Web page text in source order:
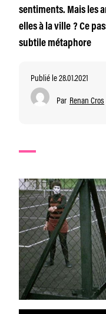
sentiments. Mais les
elles à la ville ? Ce
subtile métaphore
Publié le 28.01.2021
Par Renan Cros